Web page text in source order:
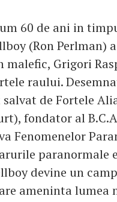
60 de ani in
(Ron Perlman)
malefic, Grigori
raului.
de Fortele
fondator al
Fenomenelor
paranormale
devine un
ameninta lumea